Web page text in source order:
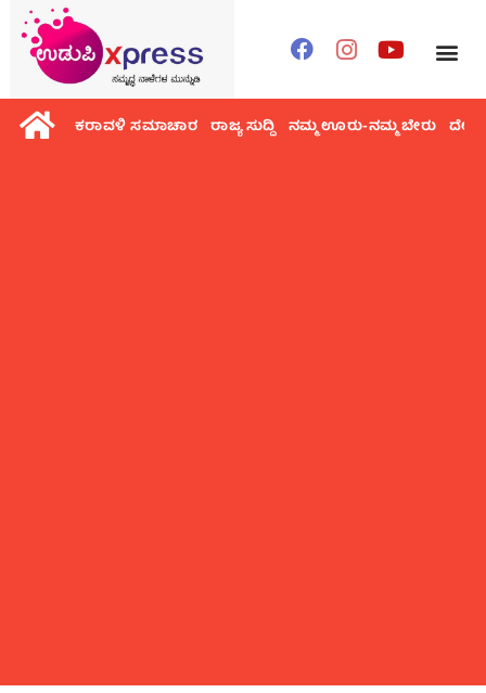
ಕರಾವಳಿ ಸಮಾಚಾರ ರಾಜ್ಯ ಸುದ್ದಿ ನಮ್ಮ ಊರು-ನಮ್ಮ ಬೇರು ದೇಶ